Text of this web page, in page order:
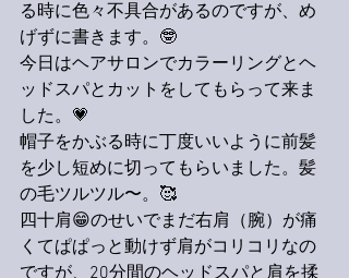
る時に色々不具合があるのですが、め
げずに書きます。🤓
今日はヘアサロンでカラーリングとヘ
ッドスパとカットをしてもらって来ま
した。💗
帽子をかぶる時に丁度いいように前髪
を少し短めに切ってもらいました。髪
の毛ツルツル〜。🥰
四十肩😁のせいでまだ右肩（腕）が痛
くてぱぱっと動けず肩がコリコリなの
ですが、20分間のヘッドスパと肩を揉